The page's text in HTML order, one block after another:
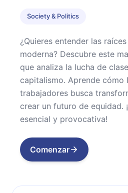
Society & Politics
¿Quieres entender las
moderna? Descubre este
que analiza la lucha de
capitalismo. Aprende cómo
trabajadores busca
crear un futuro de equidad.
esencial y provocativa!
Comenzar